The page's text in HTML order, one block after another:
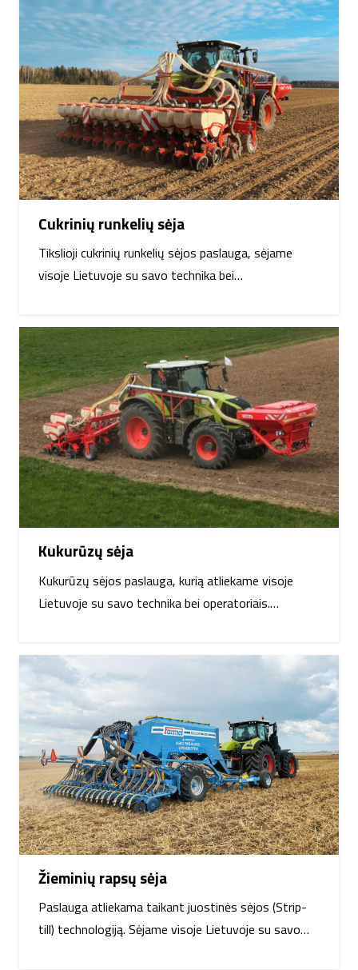
Cukrinių runkelių sėja
Tikslioji cukrinių runkelių sėjos paslauga, sėjame
visoje Lietuvoje su savo technika bei…
Kukurūzų sėja
Kukurūzų sėjos paslauga, kurią atliekame visoje
Lietuvoje su savo technika bei operatoriais.…
Žieminių rapsų sėja
Paslauga atliekama taikant juostinės sėjos (Strip-
till) technologiją. Sėjame visoje Lietuvoje su savo…